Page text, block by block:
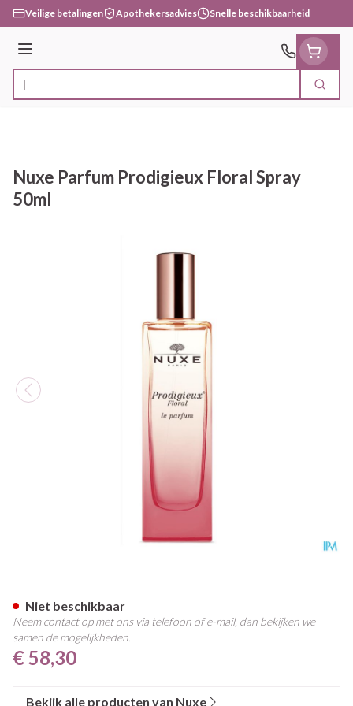
Ga naar de inhoud
Veilige betalingen Apothekersadvies Snelle beschikbaarheid
Menu
Product, merk, categorie... Zoek
Nuxe Parfum Prodigieux Floral Spray
50ml
€ 58,30
Niet beschikbaar
Neem contact op met ons via telefoon of e-mail, dan bekijken we
samen de mogelijkheden.
Bekijk alle producten van Nuxe